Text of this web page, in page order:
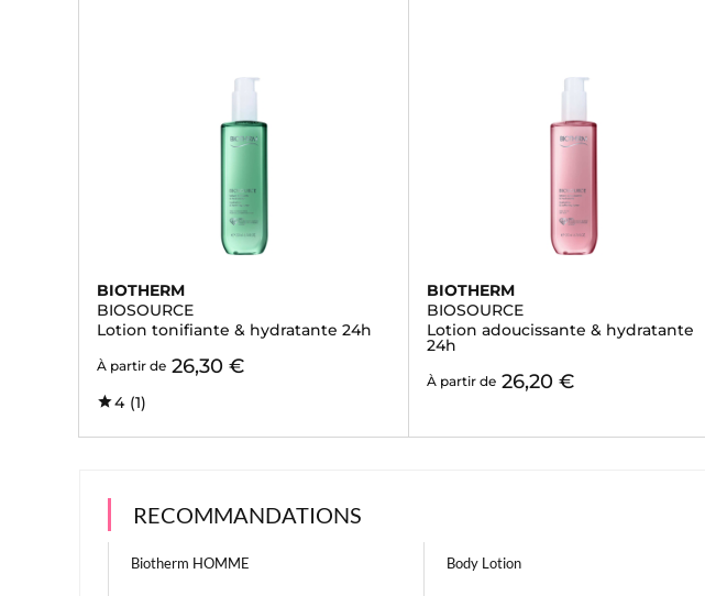
BIOTHERM
BIOSOURCE
Lotion tonifiante & hydratante 24h
À partir de 26,30 €
4 (1)
BIOTHERM
BIOSOURCE
Lotion adoucissante & hydratante
24h
À partir de 26,20 €
RECOMMANDATIONS
Biotherm HOMME Body Lotion